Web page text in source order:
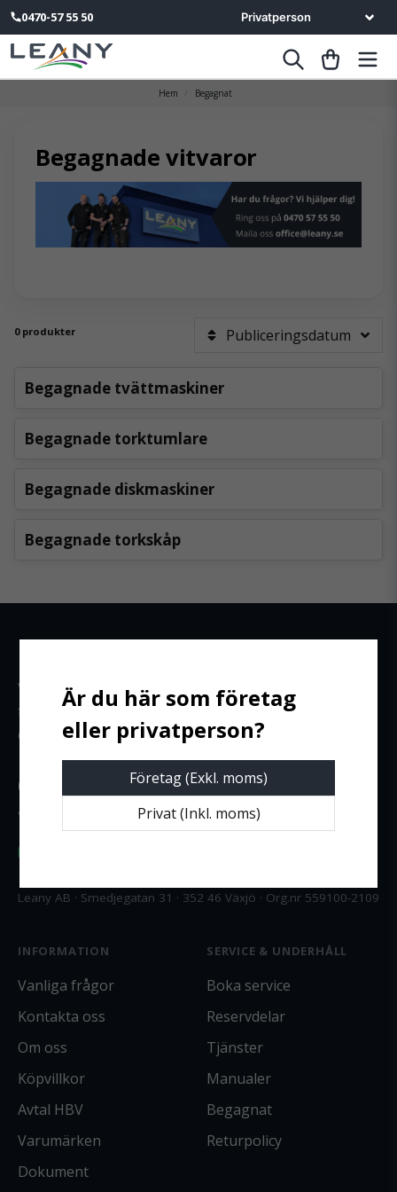
0470-57 55 50
Hem Begagnat
Begagnade vitvaror
0 produkter Publiceringsdatum
Begagnade tvättmaskiner
Begagnade torktumlare
Begagnade diskmaskiner
Begagnade torkskåp
Företag (Exkl. moms)
Privat (Inkl. moms)
Vill du ha personlig service? Hör av dig till vår
försäljningsavdelning – vi sitter alltid redo att hjälpa
dig till rätt lösning.
0470-57 55 50
Vardagar 08:00–16:30
Leany AB · Smedjegatan 31 · 352 46 Växjö · Org.nr 559100-2109
INFORMATION
Vanliga frågor
Kontakta oss
Om oss
Köpvillkor
Avtal HBV
Varumärken
Dokument
SERVICE & UNDERHÅLL
Boka service
Reservdelar
Tjänster
Manualer
Begagnat
Returpolicy